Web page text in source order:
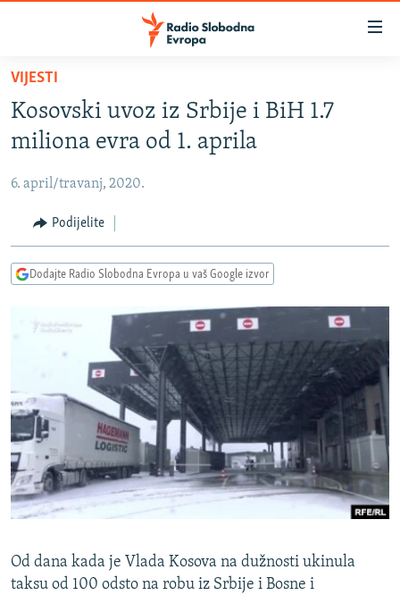
Pređite
glavni
sadržaj
na
navigaciju
Pređite
na
BOSNA I HERCEGOVINA
KOSOVO
CRNA GORA
VIDEO
FOTOGALERIJE
INFOGRAFIKE
PODCASTI
RAT U UKRAJINI
KINA NA BALKANU
RSE PRIČE IZ SVIJETA
ISPRIČAJ MI
DNEVNO@RSE
SPECIJALI RSE
VIŠE OD NASLOVA
POPLAVE I KLIZIŠTA U BIH 2024.
VIJESTI
Kosovski uvoz iz Srbije i BiH 1.7
miliona evra od 1. aprila
6. april/travanj, 2020.
Podijelite
Dodajte Radio Slobodna Evropa u vaš Google izvor
Od dana kada je Vlada Kosova na dužnosti ukinula
taksu od 100 odsto na robu iz Srbije i Bosne i